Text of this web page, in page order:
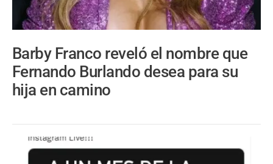
Barby Franco reveló el nombre que
Fernando Burlando desea para su
hija en camino